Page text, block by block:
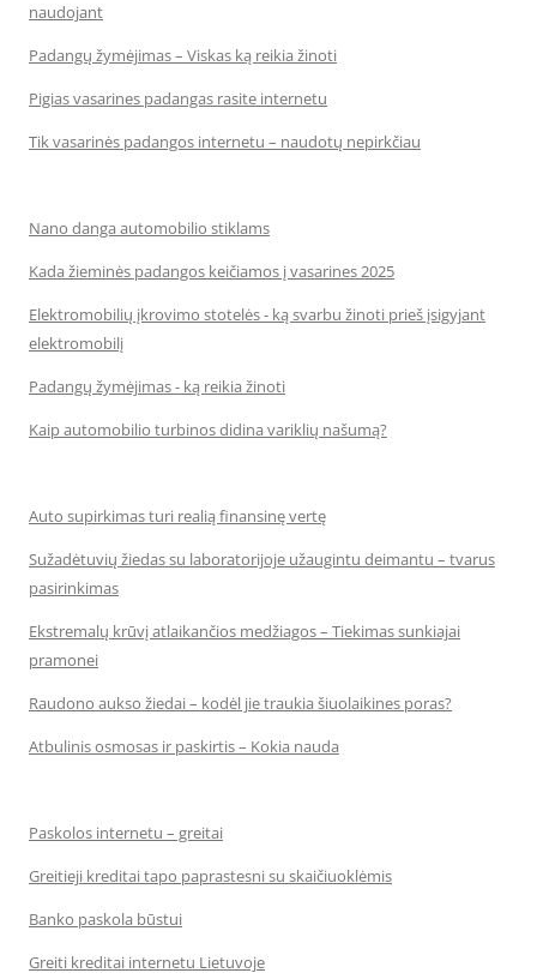
naudojant
Padangų žymėjimas – Viskas ką reikia žinoti
Pigias vasarines padangas rasite internetu
Tik vasarinės padangos internetu – naudotų nepirkčiau
Nano danga automobilio stiklams
Kada žieminės padangos keičiamos į vasarines 2025
Elektromobilių įkrovimo stotelės - ką svarbu žinoti prieš įsigyjant
elektromobilį
Padangų žymėjimas - ką reikia žinoti
Kaip automobilio turbinos didina variklių našumą?
Auto supirkimas turi realią finansinę vertę
Sužadėtuvių žiedas su laboratorijoje užaugintu deimantu – tvarus
pasirinkimas
Ekstremalų krūvį atlaikančios medžiagos – Tiekimas sunkiajai
pramonei
Raudono aukso žiedai – kodėl jie traukia šiuolaikines poras?
Atbulinis osmosas ir paskirtis – Kokia nauda
Paskolos internetu – greitai
Greitieji kreditai tapo paprastesni su skaičiuoklėmis
Banko paskola būstui
Greiti kreditai internetu Lietuvoje